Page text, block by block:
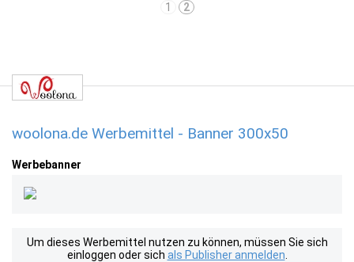
1
2
woolona.de Werbemittel - Banner 300x50
Werbebanner
Um dieses Werbemittel nutzen zu können, müssen Sie sich
einloggen oder sich als Publisher anmelden